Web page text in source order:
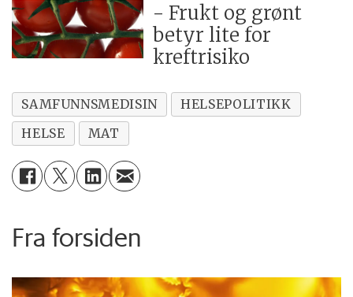
- Frukt og grønt
betyr lite for
kreftrisiko
SAMFUNNSMEDISIN
HELSEPOLITIKK
HELSE
MAT
Fra forsiden